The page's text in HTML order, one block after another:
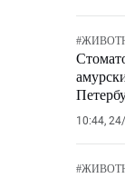
#
10:44,
#